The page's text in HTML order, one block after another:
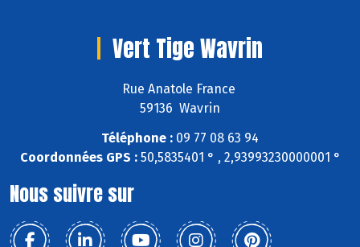
Vert Tige Wavrin
Rue Anatole France
59136 Wavrin
Téléphone : 09 77 08 63 94
Coordonnées GPS :50,5835401 ° , 2,93993230000001 °
Nous suivre sur